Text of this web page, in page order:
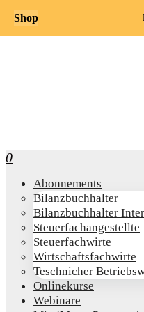
0
Abon­ne­ments
Bilanz­buch­hal­ter
Bilanz­buch­hal­ter
Steu­er­fach­an­ge­stell­te
Steu­er­fach­wir­te
Wirt­schafts­fach­wir­te
Teschni­cher
Online­kur­se
Web­i­na­re
Shop